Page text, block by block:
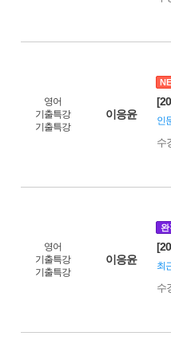
영어
기출특강
기출특강
이응윤 인
수
영어
기출특강
기출특강
이응윤
완
최
수